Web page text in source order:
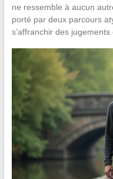
ne ressemble à aucun
porté par deux parcours
s’affranchir des jugements